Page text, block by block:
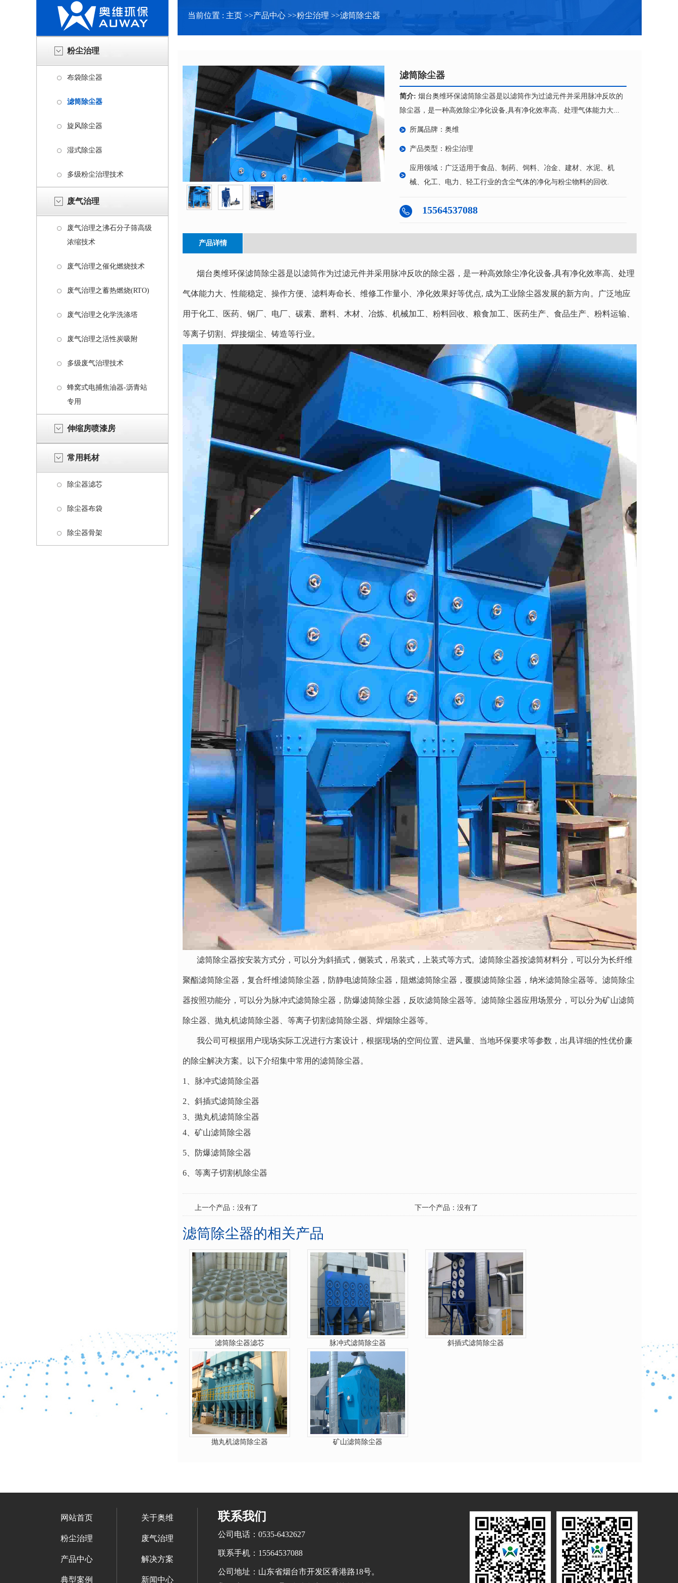
粉尘治理
布袋除尘器
滤筒除尘器
旋风除尘器
湿式除尘器
多级粉尘治理技术
废气治理
废气治理之沸石分子筛高级
浓缩技术
废气治理之催化燃烧技术
废气治理之蓄热燃烧(RTO)
废气治理之化学洗涤塔
废气治理之活性炭吸附
多级废气治理技术
蜂窝式电捕焦油器-沥青站
专用
伸缩房喷漆房
常用耗材
除尘器滤芯
除尘器布袋
除尘器骨架
当前位置 : 主页 >>产品中心 >>粉尘治理 >>滤筒除尘器
滤筒除尘器
简介: 烟台奥维环保滤筒除尘器是以滤筒作为过滤元件并采用脉冲反吹的
除尘器，是一种高效除尘净化设备,具有净化效率高、处理气体能力大...
所属品牌：奥维
产品类型：粉尘治理
应用领域：广泛适用于食品、制药、饲料、冶金、建材、水泥、机
械、化工、电力、轻工行业的含尘气体的净化与粉尘物料的回收.
15564537088
产品详情
烟台奥维环保滤筒除尘器是以滤筒作为过滤元件并采用脉冲反吹的除尘器，是一种高效除尘净化设备,具有净化效率高、处理
气体能力大、性能稳定、操作方便、滤料寿命长、维修工作量小、净化效果好等优点, 成为工业除尘器发展的新方向。广泛地应
用于化工、医药、钢厂、电厂、碳素、磨料、木材、冶炼、机械加工、粉料回收、粮食加工、医药生产、食品生产、粉料运输、
等离子切割、焊接烟尘、铸造等行业。
滤筒除尘器按安装方式分，可以分为斜插式，侧装式，吊装式，上装式等方式。滤筒除尘器按滤筒材料分，可以分为长纤维
聚酯滤筒除尘器，复合纤维滤筒除尘器，防静电滤筒除尘器，阻燃滤筒除尘器，覆膜滤筒除尘器，纳米滤筒除尘器等。滤筒除尘
器按照功能分，可以分为脉冲式滤筒除尘器，防爆滤筒除尘器，反吹滤筒除尘器等。滤筒除尘器应用场景分，可以分为矿山滤筒
除尘器、抛丸机滤筒除尘器、等离子切割滤筒除尘器、焊烟除尘器等。
我公司可根据用户现场实际工况进行方案设计，根据现场的空间位置、进风量、当地环保要求等参数，出具详细的性优价廉
的除尘解决方案。以下介绍集中常用的滤筒除尘器。
1、脉冲式滤筒除尘器
2、斜插式滤筒除尘器
3、抛丸机滤筒除尘器
4、矿山滤筒除尘器
5、防爆滤筒除尘器
6、等离子切割机除尘器
上一个产品：没有了 下一个产品：没有了
滤筒除尘器的相关产品
滤筒除尘器滤芯 脉冲式滤筒除尘器 斜插式滤筒除尘器
抛丸机滤筒除尘器 矿山滤筒除尘器
网站首页 关于奥维
粉尘治理 废气治理
产品中心 解决方案
典型案例 新闻中心
联系我们
公司电话：0535-6432627
联系手机：15564537088
公司地址：山东省烟台市开发区香港路18号。